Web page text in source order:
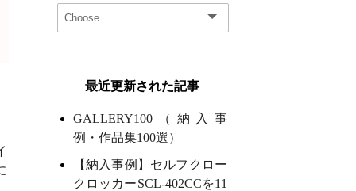
最近更新された記事
GALLERY100（納入事
例・作品集100選）
【納入事例】セルフクロー
クロッカーSCL-402CCを11